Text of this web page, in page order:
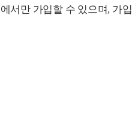
서만 가입할 수 있으며, 가입